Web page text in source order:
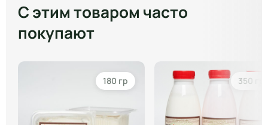
С этим товаром часто
покупают
180 гр 350 гр